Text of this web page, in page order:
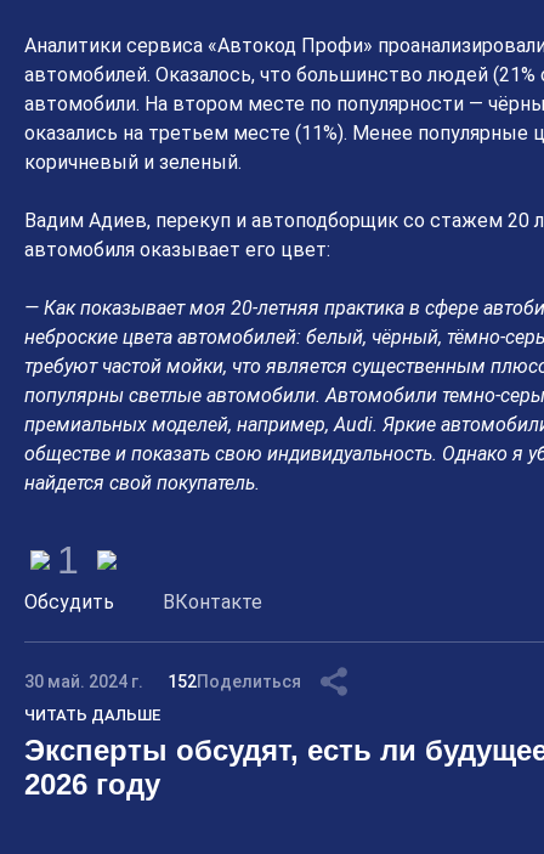
Аналитики сервиса «Автокод Профи»
автомобилей. Оказалось, что большинство людей
автомобили. На втором месте по популярности —
оказались на третьем месте (11%). Менее
коричневый и зеленый.
Вадим Адиев, перекуп и автоподборщик со стажем 20
автомобиля оказывает его цвет:
— Как показывает моя 20-летняя практика в сфере
неброские цвета автомобилей: белый, чёрный, тёмно-
требуют частой мойки, что является существенным
популярны светлые автомобили. Автомобили темно-
премиальных моделей, например, Audi. Яркие
обществе и показать свою индивидуальность. Однако я
найдется свой покупатель.
1
Обсудить ВКонтакте
30 май. 2024 г. 152Поделиться
ЧИТАТЬ ДАЛЬШЕ
Эксперты обсудят, есть ли
2026 году